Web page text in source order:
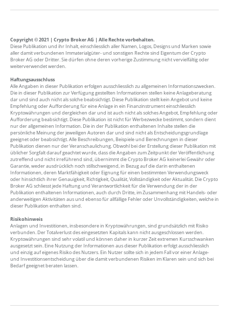
Copyright © 2021 | Crypto Broker AG | Alle Rechte vorbehalten.
Diese Publikation und ihr Inhalt, einschliesslich aller Namen, Logos, Designs und Marken sowie
aller damit verbundenen Immaterialgüter- und sonstigen Rechte sind Eigentum der Crypto
Broker AG oder Dritter. Sie dürfen ohne deren vorherige Zustimmung nicht vervielfältig oder
weiterverwendet werden.
Haftungsausschluss
Alle Angaben in dieser Publikation erfolgen ausschliesslich zu allgemeinen Informationszwecken.
Die in dieser Publikation zur Verfügung gestellten Informationen stellen keine Anlageberatung
dar und sind auch nicht als solche beabsichtigt. Diese Publikation stellt kein Angebot und keine
Empfehlung oder Aufforderung für eine Anlage in ein Finanzinstrument einschliesslich
Kryptowährungen und dergleichen dar und ist auch nicht als solches Angebot, Empfehlung oder
Aufforderung beabsichtigt. Diese Publikation ist nicht für Werbezwecke bestimmt, sondern dient
nur der allgemeinen Information. Die in der Publikation enthaltenen Inhalte stellen die
persönliche Meinung der jeweiligen Autoren dar und sind nicht als Entscheidungsgrundlage
geeignet oder beabsichtigt. Alle Beschreibungen, Beispiele und Berechnungen in dieser
Publikation dienen nur der Veranschaulichung. Obwohl bei der Erstellung dieser Publikation mit
üblicher Sorgfalt darauf geachtet wurde, dass die Angaben zum Zeitpunkt der Veröffentlichung
zutreffend und nicht irreführend sind, übernimmt die Crypto Broker AG keinerlei Gewähr oder
Garantie, weder ausdrücklich noch stillschweigend, in Bezug auf die darin enthaltenen
Informationen, deren Marktfähigkeit oder Eignung für einen bestimmten Verwendungsweck
oder hinsichtlich ihrer Genauigkeit, Richtigkeit, Qualität, Vollständigkeit oder Aktualität. Die Crypto
Broker AG schliesst jede Haftung und Verantwortlichkeit für die Verwendung der in der
Publikation enthaltenen Informationen, auch durch Dritte, im Zusammenhang mit Handels- oder
anderweitigen Aktivitäten aus und ebenso für allfällige Fehler oder Unvollständigkeiten, welche in
dieser Publikation enthalten sind.
Risikohinweis
Anlagen und Investitionen, insbesondere in Kryptowährungen, sind grundsätzlich mit Risiko
verbunden. Der Totalverlust des eingesetzten Kapitals kann nicht ausgeschlossen werden.
Kryptowährungen sind sehr volatil und können daher in kurzer Zeit extremen Kursschwanken
ausgesetzt sein. Eine Nutzung der Informationen aus dieser Publikation erfolgt ausschliesslich
und einzig auf eigenes Risiko des Nutzers. Ein Nutzer sollte sich in jedem Fall vor einer Anlage-
und Investitionsentscheidung über die damit verbundenen Risiken im Klaren sein und sich bei
Bedarf geeignet beraten lassen.